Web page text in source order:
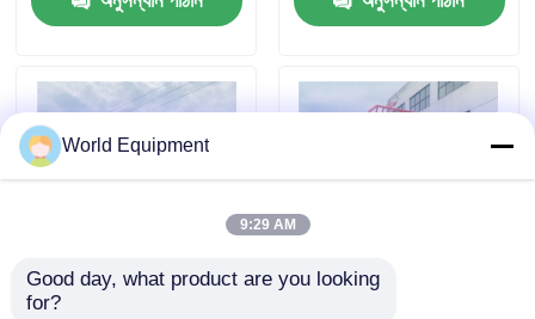
খবর
মামলা
হাইড্রোলিক ক্রলার এক্সকাভেটর
মিনি ক্রলার এক্সকাভেটর
লিফ্ট কন্টেইনার সহ গার্ডেন সেল্ফ
World Equipment
9:29 AM
Good day, what product are you looking
for?